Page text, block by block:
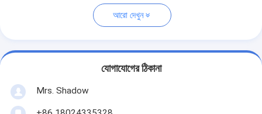
আরো দেখুন
যোগাযোগের ঠিকানা
Mrs. Shadow